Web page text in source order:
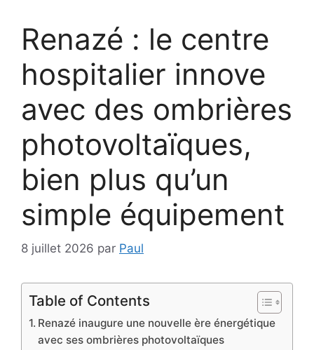
Renazé : le centre
hospitalier innove
avec des ombrières
photovoltaïques,
bien plus qu’un
simple équipement
8 juillet 2026 par Paul
Table of Contents
Renazé inaugure une nouvelle ère énergétique
avec ses ombrières photovoltaïques